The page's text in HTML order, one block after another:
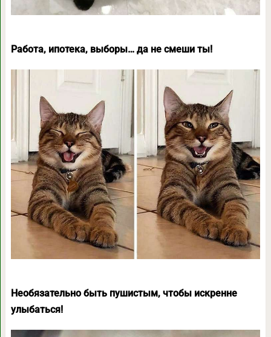
Работа, ипотека, выборы… да не смеши ты!
Необязательно быть пушистым, чтобы искренне
улыбаться!